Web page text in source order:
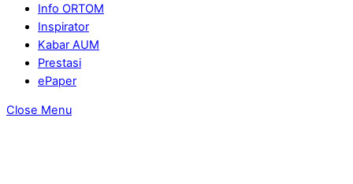
Info ORTOM
Inspirator
Kabar AUM
Prestasi
ePaper
Close Menu